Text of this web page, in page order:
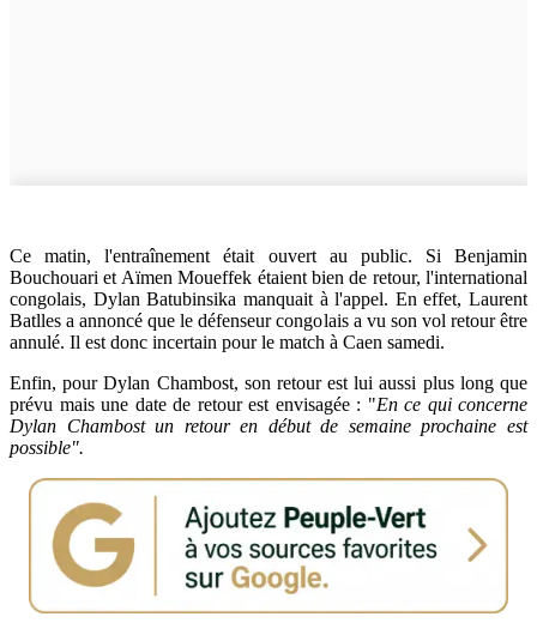
Ce matin, l'entraînement était ouvert au public. Si Benjamin
Bouchouari et Aïmen Moueffek étaient bien de retour, l'international
congolais, Dylan Batubinsika manquait à l'appel. En effet, Laurent
Batlles a annoncé que le défenseur congolais a vu son vol retour être
annulé. Il est donc incertain pour le match à Caen samedi.
Enfin, pour Dylan Chambost, son retour est lui aussi plus long que
prévu mais une date de retour est envisagée : "En ce qui concerne
Dylan Chambost un retour en début de semaine prochaine est
possible".